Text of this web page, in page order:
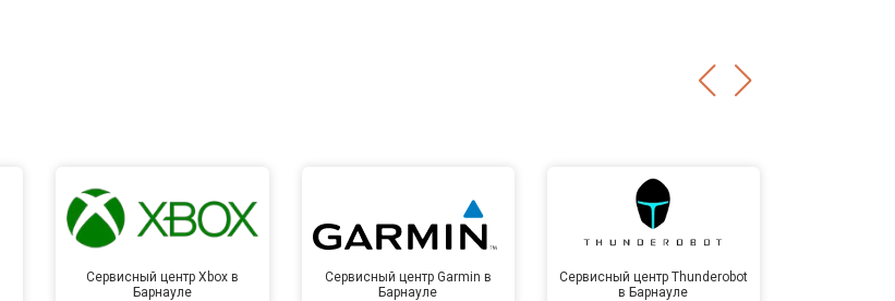
Сервисный центр Xbox в
Барнауле
Сервисный центр Garmin в
Барнауле
Сервисный центр Thunderobot
в Барнауле